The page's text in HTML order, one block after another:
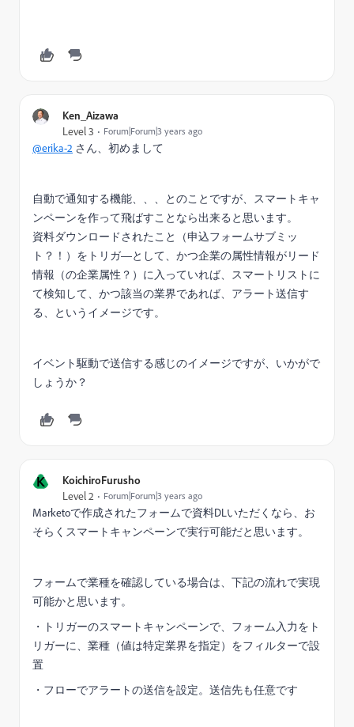
Ken_Aizawa
Level 3 Forum|Forum|3 years ago
@erika-2 さん、初めまして
自動で通知する機能、、、とのことですが、スマートキャ
ンペーンを作って飛ばすことなら出来ると思います。
資料ダウンロードされたこと（申込フォームサブミッ
ト？！）をトリガ―として、かつ企業の属性情報がリード
情報（の企業属性？）に入っていれば、スマートリストに
て検知して、かつ該当の業界であれば、アラート送信す
る、というイメージです。
イベント駆動で送信する感じのイメージですが、いかがで
しょうか？
K KoichiroFurusho
Level 2 Forum|Forum|3 years ago
Marketoで作成されたフォームで資料DLいただくなら、お
そらくスマートキャンペーンで実行可能だと思います。
フォームで業種を確認している場合は、下記の流れで実現
可能かと思います。
・トリガーのスマートキャンペーンで、フォーム入力をト
リガーに、業種（値は特定業界を指定）をフィルターで設
置
・フローでアラートの送信を設定。送信先も任意です